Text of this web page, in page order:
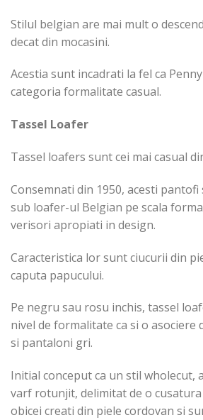
Stilul belgian are mai mult o
decat din mocasini.
Acestia sunt incadrati la fel ca
categoria formalitate casual.
Tassel Loafer
Tassel loafers sunt cei mai casual
Consemnati din 1950, acesti pantofi
sub loafer-ul Belgian pe scala
verisori apropiati in design.
Caracteristica lor sunt ciucurii din
caputa papucului.
Pe negru sau rosu inchis, tassel
nivel de formalitate ca si o asociere
si pantaloni gri.
Initial conceput ca un stil wholecut,
varf rotunjit, delimitat de o cusatura
obicei creati din piele cordovan si